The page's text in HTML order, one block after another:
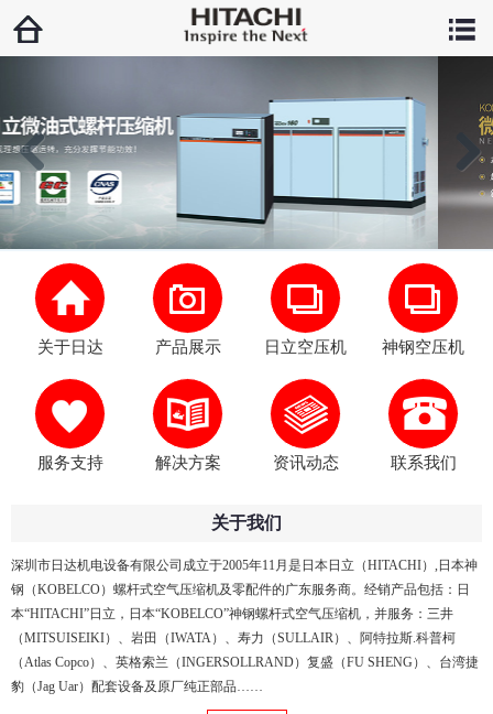
Previous Next
关于日达 产品展示 日立空压机 神钢空压机
服务支持 解决方案 资讯动态 联系我们
关于我们
深圳市日达机电设备有限公司成立于2005年11月是日本日立（HITACHI）,日本神
钢（KOBELCO）螺杆式空气压缩机及零配件的广东服务商。经销产品包括：日
本“HITACHI”日立，日本“KOBELCO”神钢螺杆式空气压缩机，并服务：三井
（MITSUISEIKI）、岩田（IWATA）、寿力（SULLAIR）、阿特拉斯.科普柯
（Atlas Copco）、英格索兰（INGERSOLLRAND）复盛（FU SHENG）、台湾捷
豹（Jag Uar）配套设备及原厂纯正部品……